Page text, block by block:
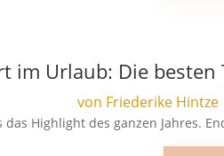
im Urlaub: Die
von Friederike Hintze
Highlight des ganzen Jahres.